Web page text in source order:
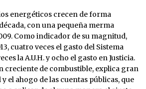
energéticos crecen de forma
con una pequeña merma
Como indicador de su magnitud,
cuatro veces el gasto del Sistema
la A.U.H. y ocho el gasto en Justicia.
creciente de combustible, explica gran
el ahogo de las cuentas públicas, que